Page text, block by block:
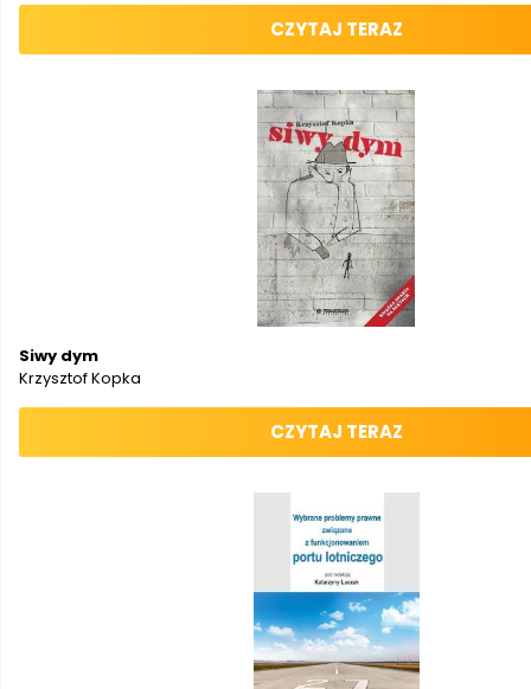
CZYTAJ TERAZ
Siwy dym
Krzysztof Kopka
CZYTAJ TERAZ